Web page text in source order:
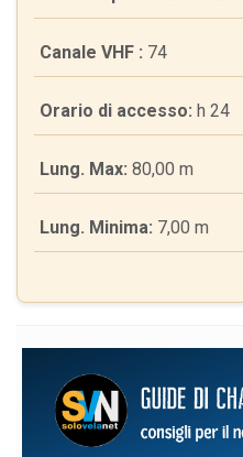
Canale VHF : 74
Orario di accesso: h 24
Lung. Max: 80,00 m
Lung. Minima: 7,00 m